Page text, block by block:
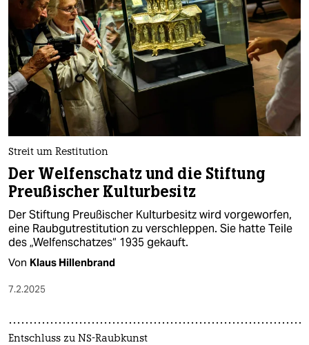
Streit um Restitution
Der Welfenschatz und die Stiftung
Preußischer Kulturbesitz
Der Stiftung Preußischer Kulturbesitz wird vorgeworfen,
eine Raubgutrestitution zu verschleppen. Sie hatte Teile
des „Welfenschatzes“ 1935 gekauft.
Von Klaus Hillenbrand
7.2.2025
Entschluss zu NS-Raubkunst